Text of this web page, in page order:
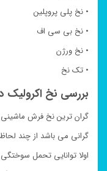
• نخ پلی پروپلین
• نخ بی سی اف
• نخ ورژن
• تک نخ
بررسی نخ
گران ترین نخ فرش
گرانی می باشد از چند
اولا توانایی تحمل سوختگی